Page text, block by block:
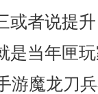
或者说提
是当年匣
游魔龙刀